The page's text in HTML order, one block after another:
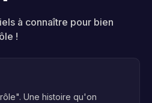
à connaître pour bien
!
Une histoire qu'on